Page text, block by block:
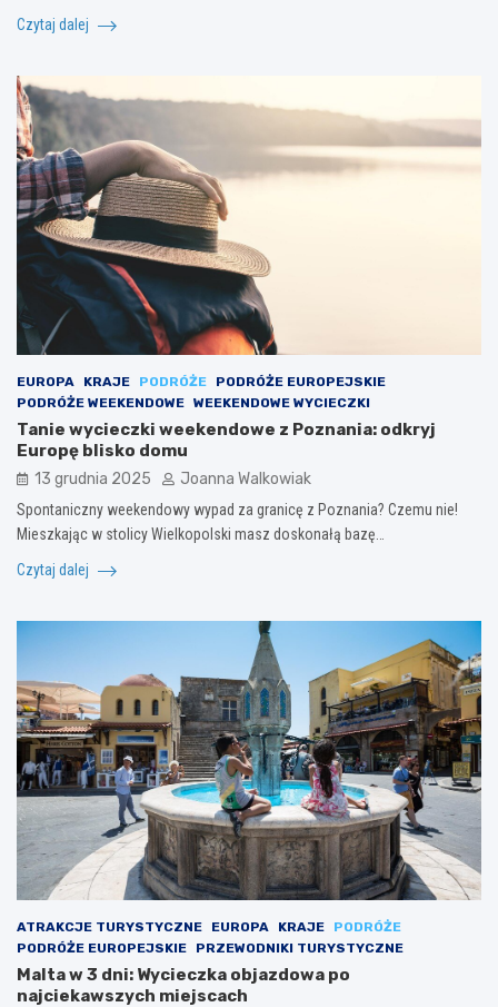
Czytaj dalej
EUROPA KRAJE PODRÓŻE
PODRÓŻE EUROPEJSKIE
PODRÓŻE WEEKENDOWE WEEKENDOWE WYCIECZKI
Tanie wycieczki weekendowe z Poznania: odkryj
Europę blisko domu
13 grudnia 2025 Joanna Walkowiak
Spontaniczny weekendowy wypad za granicę z Poznania? Czemu nie!
Mieszkając w stolicy Wielkopolski masz doskonałą bazę…
Czytaj dalej
ATRAKCJE TURYSTYCZNE EUROPA KRAJE
PODRÓŻE
PODRÓŻE EUROPEJSKIE
PRZEWODNIKI TURYSTYCZNE
Malta w 3 dni: Wycieczka objazdowa po
najciekawszych miejscach